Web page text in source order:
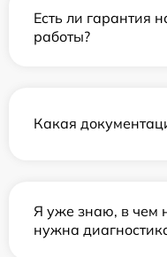
Есть ли гарантия
работы?
Какая
Я уже знаю, в чем
нужна